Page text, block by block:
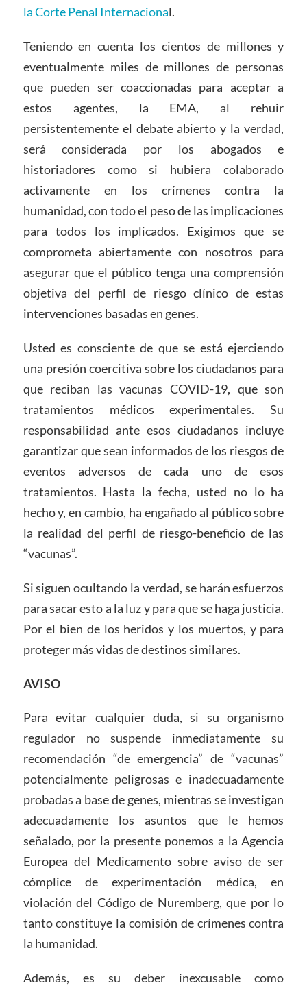
la Corte Penal Internacional.
Teniendo en cuenta los cientos de millones y
eventualmente miles de millones de personas
que pueden ser coaccionadas para aceptar a
estos agentes, la EMA, al rehuir
persistentemente el debate abierto y la verdad,
será considerada por los abogados e
historiadores como si hubiera colaborado
activamente en los crímenes contra la
humanidad, con todo el peso de las implicaciones
para todos los implicados. Exigimos que se
comprometa abiertamente con nosotros para
asegurar que el público tenga una comprensión
objetiva del perfil de riesgo clínico de estas
intervenciones basadas en genes.
Usted es consciente de que se está ejerciendo
una presión coercitiva sobre los ciudadanos para
que reciban las vacunas COVID-19, que son
tratamientos médicos experimentales. Su
responsabilidad ante esos ciudadanos incluye
garantizar que sean informados de los riesgos de
eventos adversos de cada uno de esos
tratamientos. Hasta la fecha, usted no lo ha
hecho y, en cambio, ha engañado al público sobre
la realidad del perfil de riesgo-beneficio de las
“vacunas”.
Si siguen ocultando la verdad, se harán esfuerzos
para sacar esto a la luz y para que se haga justicia.
Por el bien de los heridos y los muertos, y para
proteger más vidas de destinos similares.
AVISO
Para evitar cualquier duda, si su organismo
regulador no suspende inmediatamente su
recomendación “de emergencia” de “vacunas”
potencialmente peligrosas e inadecuadamente
probadas a base de genes, mientras se investigan
adecuadamente los asuntos que le hemos
señalado, por la presente ponemos a la Agencia
Europea del Medicamento sobre aviso de ser
cómplice de experimentación médica, en
violación del Código de Nuremberg, que por lo
tanto constituye la comisión de crímenes contra
la humanidad.
Además, es su deber inexcusable como